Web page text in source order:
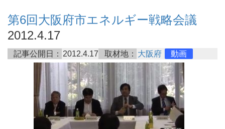
第6回大阪府市エネルギー戦略会議
2012.4.17
記事公開日： 2012.4.17 取材地： 大阪府 動画